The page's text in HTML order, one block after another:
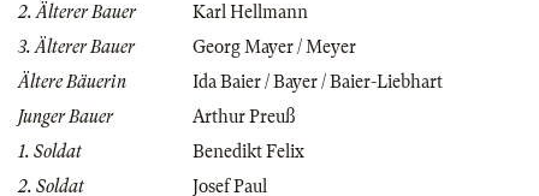
2. Älterer Bauer
Karl Hellmann
3. Älterer Bauer
Georg Mayer / Meyer
Ältere Bäuerin
Ida Baier / Bayer / Baier-Liebhart
Junger Bauer
Arthur Preuß
1. Soldat
Benedikt Felix
2. Soldat
Josef Paul